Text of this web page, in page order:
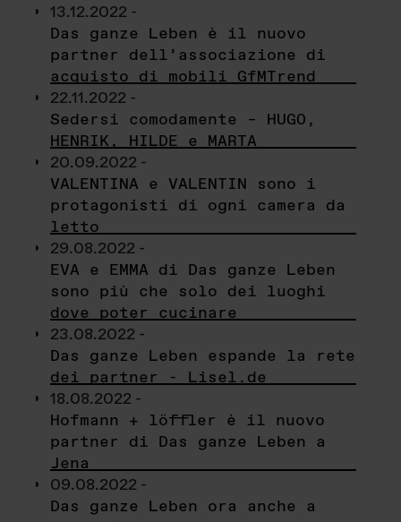
13.12.2022 -
Das ganze Leben è il nuovo
partner dell’associazione di
acquisto di mobili GfMTrend
22.11.2022 -
Sedersi comodamente – HUGO,
HENRIK, HILDE e MARTA
20.09.2022 -
VALENTINA e VALENTIN sono i
protagonisti di ogni camera da
letto
29.08.2022 -
EVA e EMMA di Das ganze Leben
sono più che solo dei luoghi
dove poter cucinare
23.08.2022 -
Das ganze Leben espande la rete
dei partner - Lisel.de
18.08.2022 -
Hofmann + löffler è il nuovo
partner di Das ganze Leben a
Jena
09.08.2022 -
Das ganze Leben ora anche a